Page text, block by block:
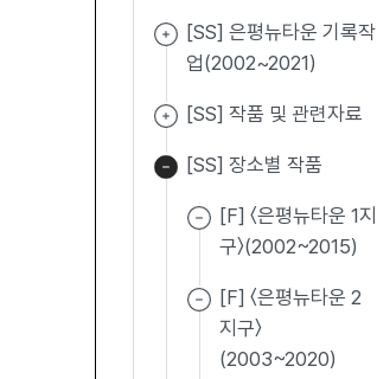
[SS] 은평뉴타운 기록작
업(2002~2021)
[SS] 작품 및 관련자료
[SS] 장소별 작품
[F] 〈은평뉴타운 1지
구〉(2002~2015)
[F] 〈은평뉴타운 2
지구〉
(2003~2020)